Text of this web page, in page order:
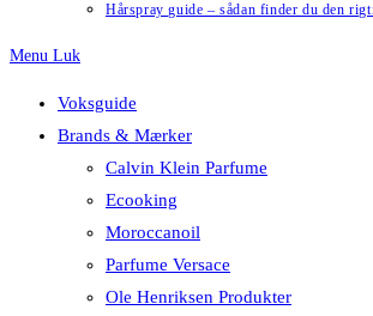
Hårspray guide – sådan finder du den
Menu Luk
Voksguide
Brands & Mærker
Calvin Klein Parfume
Ecooking
Moroccanoil
Parfume Versace
Ole Henriksen Produkter